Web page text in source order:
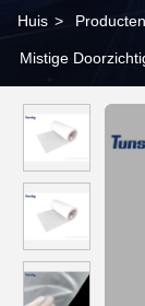
Huis > Producten
Mistige